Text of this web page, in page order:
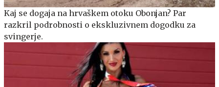
Kaj se dogaja na hrvaškem otoku Obonjan? Par
razkril podrobnosti o ekskluzivnem dogodku za
svingerje.